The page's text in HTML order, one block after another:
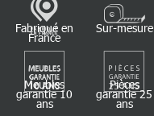
Fabriqué en
France
Sur-mesure
Meubles
garantie 10
ans
Pièces
garantie 25
ans